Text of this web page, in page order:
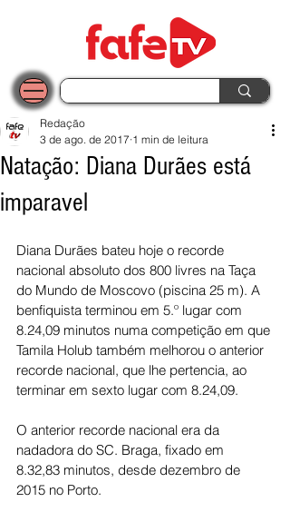
Natação: Diana Durães está
imparavel
Redação
3 de ago. de 2017 1 min de leitura
Diana Durães bateu hoje o recorde
nacional absoluto dos 800 livres na Taça
do Mundo de Moscovo (piscina 25 m). A
benfiquista terminou em 5.º lugar com
8.24,09 minutos numa competição em que
Tamila Holub também melhorou o anterior
recorde nacional, que lhe pertencia, ao
terminar em sexto lugar com 8.24,09.
O anterior recorde nacional era da
nadadora do SC. Braga, fixado em
8.32,83 minutos, desde dezembro de
2015 no Porto.